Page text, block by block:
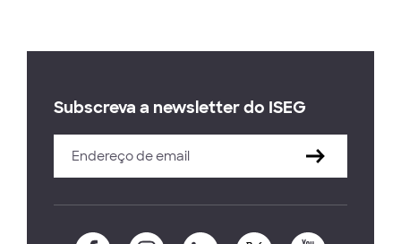
Subscreva a newsletter do ISEG